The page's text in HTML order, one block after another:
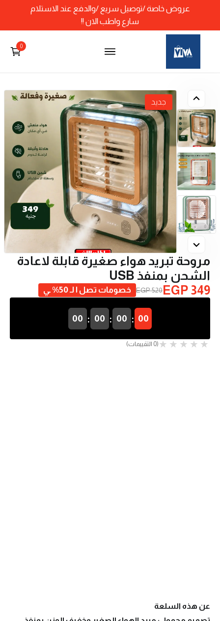
عروض خاصة /توصيل سريع /والدفع عند الاستلام
سارع واطب الان !!
0
جديد
مروحة تبريد هواء صغيرة قابلة لاعادة
الشحن بمنفذ USB
EGP 349
EGP 520 خصومات تصل ا لـ 50% ـي
00 : 00 : 00 : 00
(0 التقييمات)
عن هذه السلعة